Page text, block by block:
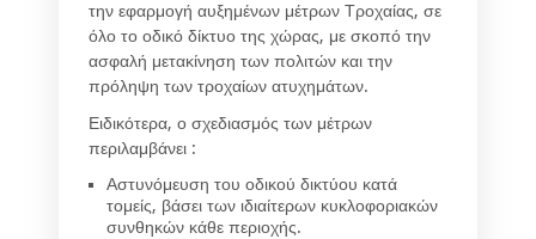
την εφαρμογή αυξημένων μέτρων Τροχαίας, σε
όλο το οδικό δίκτυο της χώρας, με σκοπό την
ασφαλή μετακίνηση των πολιτών και την
πρόληψη των τροχαίων ατυχημάτων.
Ειδικότερα, ο σχεδιασμός των μέτρων
περιλαμβάνει :
Αστυνόμευση του οδικού δικτύου κατά
τομείς, βάσει των ιδιαίτερων κυκλοφοριακών
συνθηκών κάθε περιοχής.